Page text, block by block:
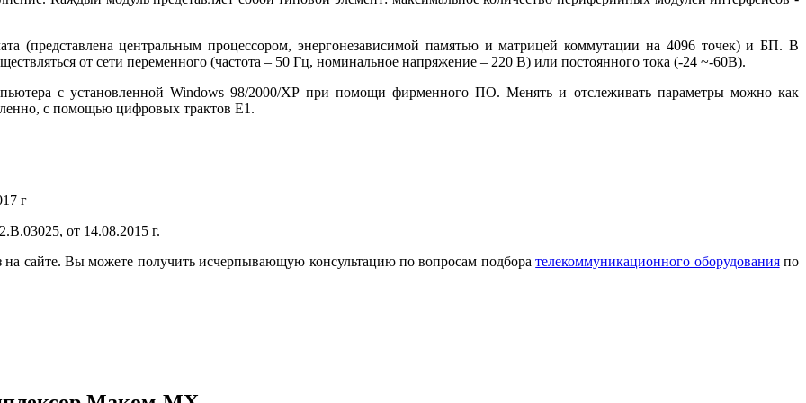
(представлена центральным процессором, энергонезависимой памятью и матрицей коммутации на 4096 точек) и БП. В
от сети переменного (частота – 50 Гц, номинальное напряжение – 220 В) или постоянного тока (-24 ~-60В).
с установленной Windows 98/2000/XP при помощи фирменного ПО. Менять и отслеживать параметры можно как
с помощью цифровых трактов E1.
г
от 14.08.2015 г.
сайте. Вы можете получить исчерпывающую консультацию по вопросам подборателекоммуникационного оборудованияпо